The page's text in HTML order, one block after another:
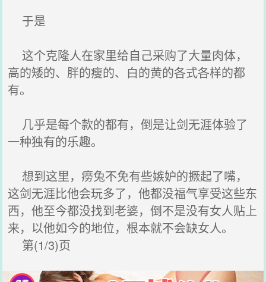
于是
这个克隆人在家里给自己采购了大量肉体，
高的矮的、胖的瘦的、白的黄的各式各样的都
有。
几乎是每个款的都有，倒是让剑无涯体验了
一种独有的乐趣。
想到这里，痨兔不免有些嫉妒的撅起了嘴，
这剑无涯比他会玩多了，他都没福气享受这些东
西，他至今都没找到老婆，倒不是没有女人贴上
来，以他如今的地位，根本就不会缺女人。
第(1/3)页